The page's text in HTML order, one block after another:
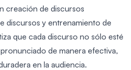
creación de discursos
discursos y entrenamiento de
que cada discurso no sólo esté
de manera efectiva,
en la audiencia.